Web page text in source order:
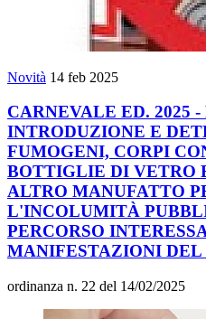
Novità 14 feb 2025
CARNEVALE ED. 2025
INTRODUZIONE E
FUMOGENI, CORPI
BOTTIGLIE DI VETRO
ALTRO MANUFATTO
L'INCOLUMITÀ
PERCORSO
MANIFESTAZIONI DEL
ordinanza n. 22 del 14/02/2025